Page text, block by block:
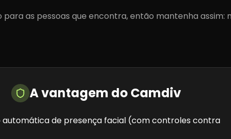
para as pessoas que encontra, então mantenha assim:
A vantagem do Camdiv
automática de presença facial (com controles contra